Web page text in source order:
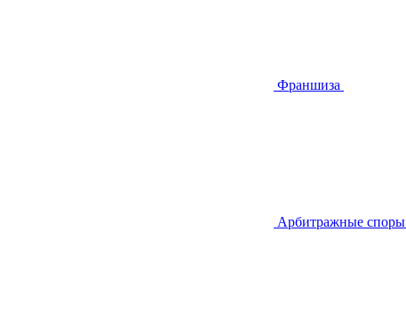
Франшиза
Арбитражные споры